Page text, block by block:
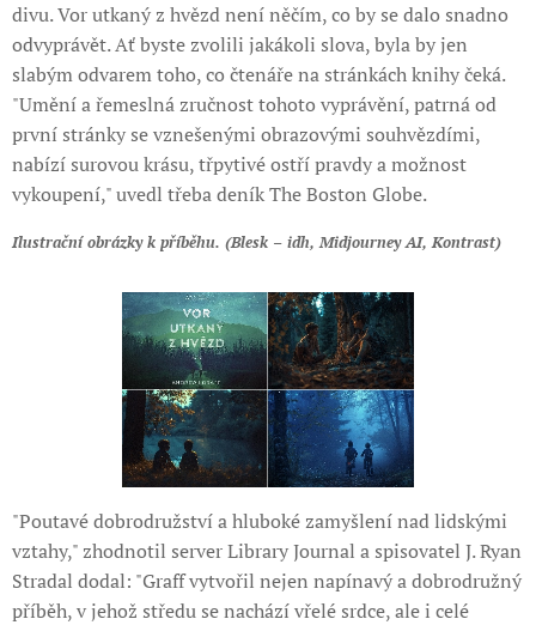
divu. Vor utkaný z hvězd není něčím, co by se dalo snadno
odvyprávět. Ať byste zvolili jakákoli slova, byla by jen
slabým odvarem toho, co čtenáře na stránkách knihy čeká.
"Umění a řemeslná zručnost tohoto vyprávění, patrná od
první stránky se vznešenými obrazovými souhvězdími,
nabízí surovou krásu, třpytivé ostří pravdy a možnost
vykoupení," uvedl třeba deník The Boston Globe.
Ilustrační obrázky k příběhu. (Blesk – idh, Midjourney AI, Kontrast)
"Poutavé dobrodružství a hluboké zamyšlení nad lidskými
vztahy," zhodnotil server Library Journal a spisovatel J. Ryan
Stradal dodal: "Graff vytvořil nejen napínavý a dobrodružný
příběh, v jehož středu se nachází vřelé srdce, ale i celé